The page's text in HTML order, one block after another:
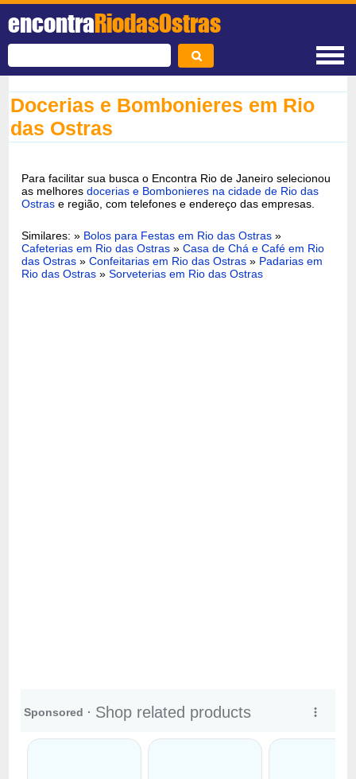
encontraRiodasOstras
Docerias e Bombonieres em Rio
das Ostras
Para facilitar sua busca o Encontra Rio de Janeiro selecionou
as melhoresdocerias e Bombonieres na cidade de Rio das
Ostras e região, com telefones e endereço das empresas.
Similares: » Bolos para Festas em Rio das Ostras »
Cafeterias em Rio das Ostras »Casa de Chá e Café em Rio
das Ostras »Confeitarias em Rio das Ostras » Padarias em
Rio das Ostras »Sorveterias em Rio das Ostras